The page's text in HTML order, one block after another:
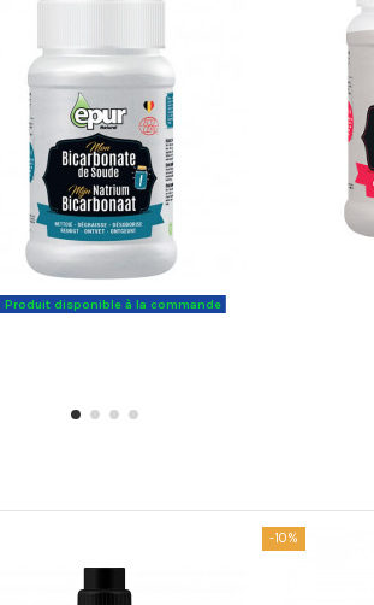
Produit disponible à la commande
-10%